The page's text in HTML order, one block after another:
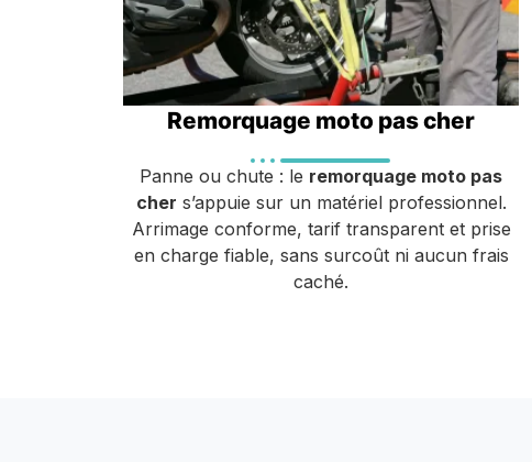
Remorquage moto pas cher
Panne ou chute : le remorquage moto pas
cher s’appuie sur un matériel professionnel.
Arrimage conforme, tarif transparent et prise
en charge fiable, sans surcoût ni aucun frais
caché.